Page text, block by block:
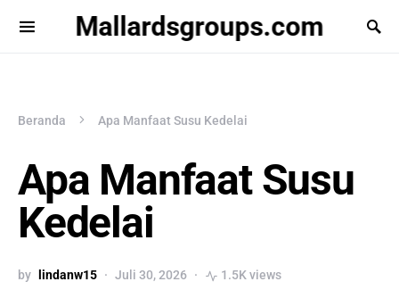
Mallardsgroups.com
Beranda Apa Manfaat Susu Kedelai
Apa Manfaat Susu
Kedelai
by lindanw15 Juli 30, 2026 1.5K views